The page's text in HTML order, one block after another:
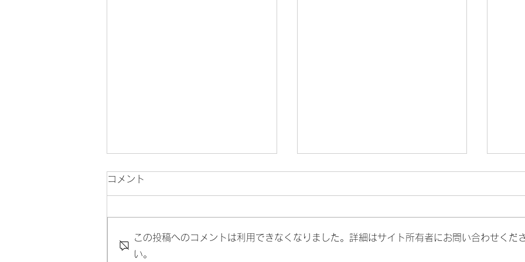
コメント
この投稿へのコメントは利用できなくなりました。詳細はサイト所有者にお問い合わせくだ
い。